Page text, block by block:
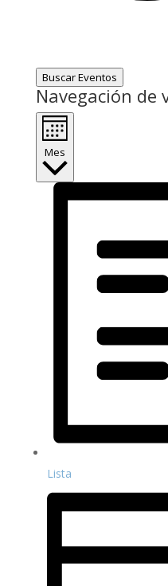
Buscar Eventos
Navegación de
Mes
Lista